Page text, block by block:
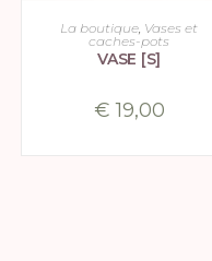
CHOIX DES OPTIONS
La boutique Vases et
caches-pots
VASE [S]
€ 19,00